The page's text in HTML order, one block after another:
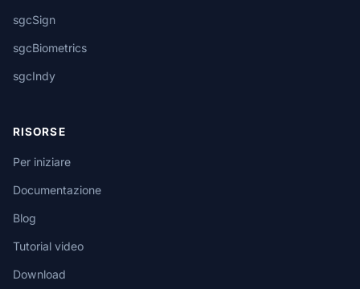
sgcSign
sgcBiometrics
sgcIndy
RISORSE
Per iniziare
Documentazione
Blog
Tutorial video
Download